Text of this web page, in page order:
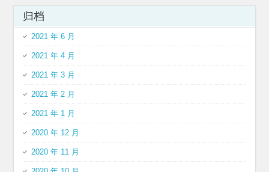
归档
2021 年 6 月
2021 年 4 月
2021 年 3 月
2021 年 2 月
2021 年 1 月
2020 年 12 月
2020 年 11 月